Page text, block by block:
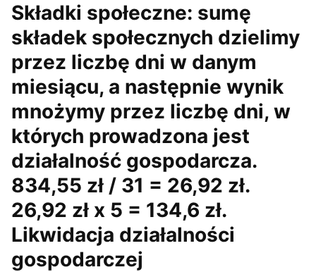
Składki społeczne: sumę
składek społecznych dzielimy
przez liczbę dni w danym
miesiącu, a następnie wynik
mnożymy przez liczbę dni, w
których prowadzona jest
działalność gospodarcza.
834,55 zł / 31 = 26,92 zł.
26,92 zł x 5 = 134,6 zł.
Likwidacja działalności
gospodarczej